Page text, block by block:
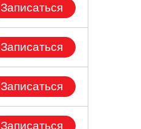
Записаться
Записаться
Записаться
Записаться